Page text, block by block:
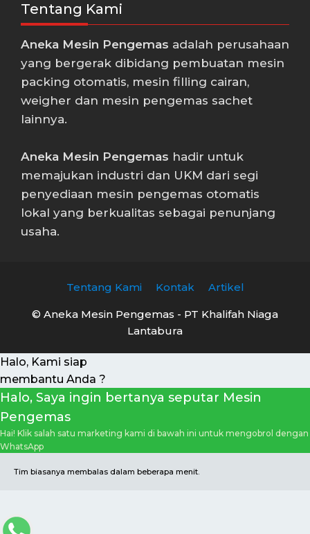
Tentang Kami
Aneka Mesin Pengemas adalah perusahaan
yang bergerak dibidang pembuatan mesin
packing otomatis, mesin filling cairan,
weigher dan mesin pengemas sachet
lainnya.
Aneka Mesin Pengemas hadir untuk
memajukan industri dan UKM dari segi
penyediaan mesin pengemas otomatis
lokal yang berkualitas sebagai penunjang
usaha.
Tentang Kami Kontak Artikel
© Aneka Mesin Pengemas - PT Khalifah Niaga
Lantabura
Halo, Kami siap
membantu Anda ?
Halo, Saya ingin bertanya seputar Mesin
Pengemas
Hai! Klik salah satu marketing kami di bawah ini untuk mengobrol dengan
WhatsApp
Tim biasanya membalas dalam beberapa menit.